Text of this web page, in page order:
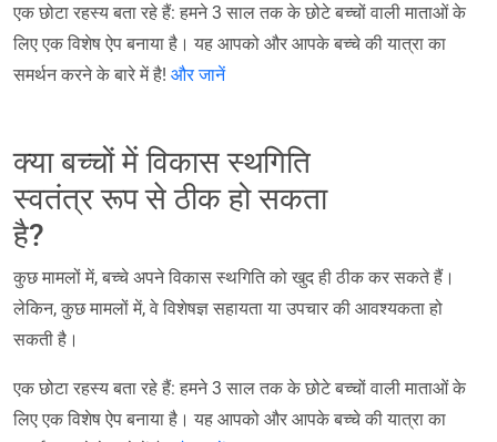
एक छोटा रहस्य बता रहे हैं: हमने 3 साल तक के छोटे बच्चों वाली माताओं के
लिए एक विशेष ऐप बनाया है। यह आपको और आपके बच्चे की यात्रा का
समर्थन करने के बारे में है! और जानें
क्या बच्चों में विकास स्थगिति
स्वतंत्र रूप से ठीक हो सकता
है?
कुछ मामलों में, बच्चे अपने विकास स्थगिति को खुद ही ठीक कर सकते हैं।
लेकिन, कुछ मामलों में, वे विशेषज्ञ सहायता या उपचार की आवश्यकता हो
सकती है।
एक छोटा रहस्य बता रहे हैं: हमने 3 साल तक के छोटे बच्चों वाली माताओं के
लिए एक विशेष ऐप बनाया है। यह आपको और आपके बच्चे की यात्रा का